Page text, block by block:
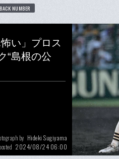
BACK NUMBER
い」プロス
“島根の公
by Hideki Sugiyama
2024/08/24 06:00